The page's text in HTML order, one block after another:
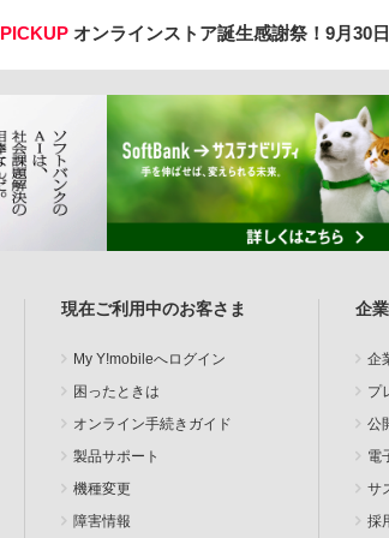
PICKUP オンラインストア誕生感謝祭！ 9月30
現在ご利用中のお客さま
My Y!mobileへログイン
困ったときは
オンライン手続きガイド
製品サポート
機種変更
障害情報
企
企
プ
公
電
サ
採